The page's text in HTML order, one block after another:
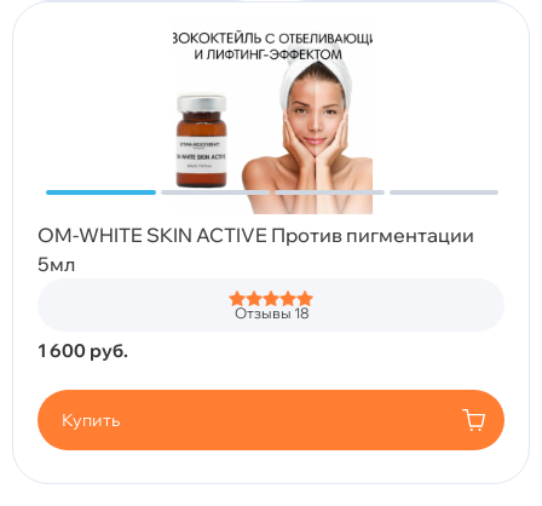
OM-WHITE SKIN ACTIVE Против пигментации
5мл
Отзывы 18
1 600 руб.
Купить